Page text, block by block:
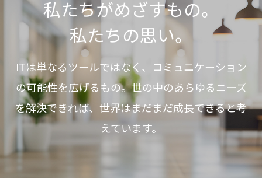
CSR私たちがめざすもの。
私たちの思い。
ITは単なるツールではなく、コミュニケーション
の可能性を広げるもの。世の中のあらゆるニーズ
を解決できれば、世界はまだまだ成長できると考
えています。